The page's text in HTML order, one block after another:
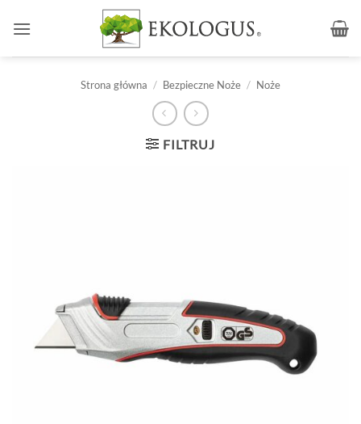
Strona główna / Bezpieczne Noże / Noże
FILTRUJ